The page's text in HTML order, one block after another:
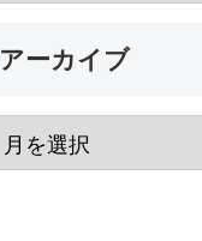
アーカイブ